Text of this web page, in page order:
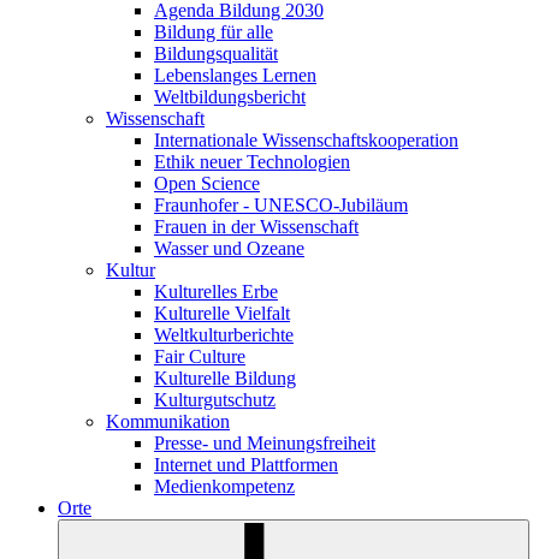
Agenda Bildung 2030
Bildung für alle
Bildungsqualität
Lebenslanges Lernen
Weltbildungsbericht
Wissenschaft
Internationale Wissenschaftskooperation
Ethik neuer Technologien
Open Science
Fraunhofer - UNESCO-Jubiläum
Frauen in der Wissenschaft
Wasser und Ozeane
Kultur
Kulturelles Erbe
Kulturelle Vielfalt
Weltkulturberichte
Fair Culture
Kulturelle Bildung
Kulturgutschutz
Kommunikation
Presse- und Meinungsfreiheit
Internet und Plattformen
Medienkompetenz
Orte